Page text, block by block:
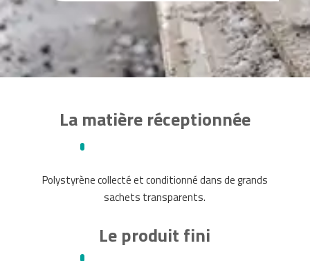
La matière réceptionnée
Polystyrène collecté et conditionné dans de grands
sachets transparents.
Le produit fini